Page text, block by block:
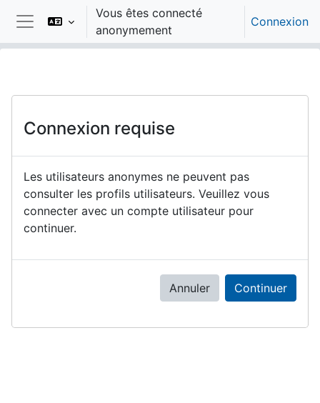
Passer au contenu principal
Panneau latéral
Vous êtes connecté
anonymement
Connexion
Connexion requise
Les utilisateurs anonymes ne peuvent pas
consulter les profils utilisateurs. Veuillez vous
connecter avec un compte utilisateur pour
continuer.
Annuler Continuer